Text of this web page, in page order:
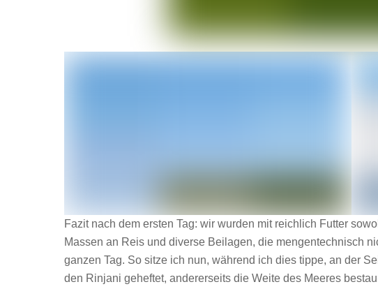
Fazit nach dem ersten Tag: wir wurden mit reichlich Futter
Massen an Reis und diverse Beilagen, die mengentechnisch
ganzen Tag. So sitze ich nun, während ich dies tippe, an der
den Rinjani geheftet, andererseits die Weite des Meeres